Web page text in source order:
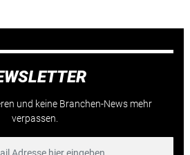
und keine Branchen-News mehr
verpassen.